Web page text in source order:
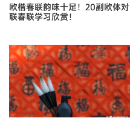
欧楷春联韵味十足！20副欧体对
联春联学习欣赏！